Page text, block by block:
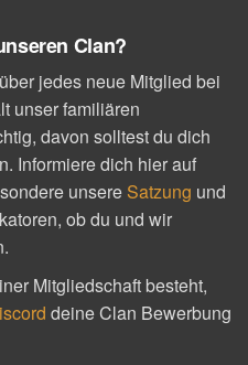
Clan?
jedes neue Mitglied bei
unser familiären
davon solltest du dich
Informiere dich hier auf
unsere Satzung und
ob du und wir
Mitgliedschaft besteht,
deine Clan Bewerbung